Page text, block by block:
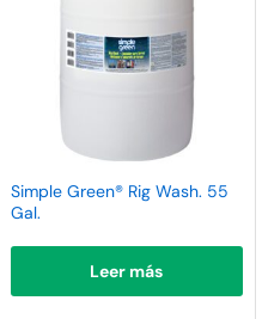
Simple Green® Rig Wash. 55
Gal.
Leer más